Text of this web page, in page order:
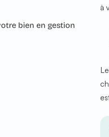
bien en gestion
à